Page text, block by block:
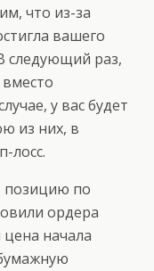
что из-за
вашего
следующий раз,
у вас будет
из них, в
лосс.
позицию по
ордера
начала